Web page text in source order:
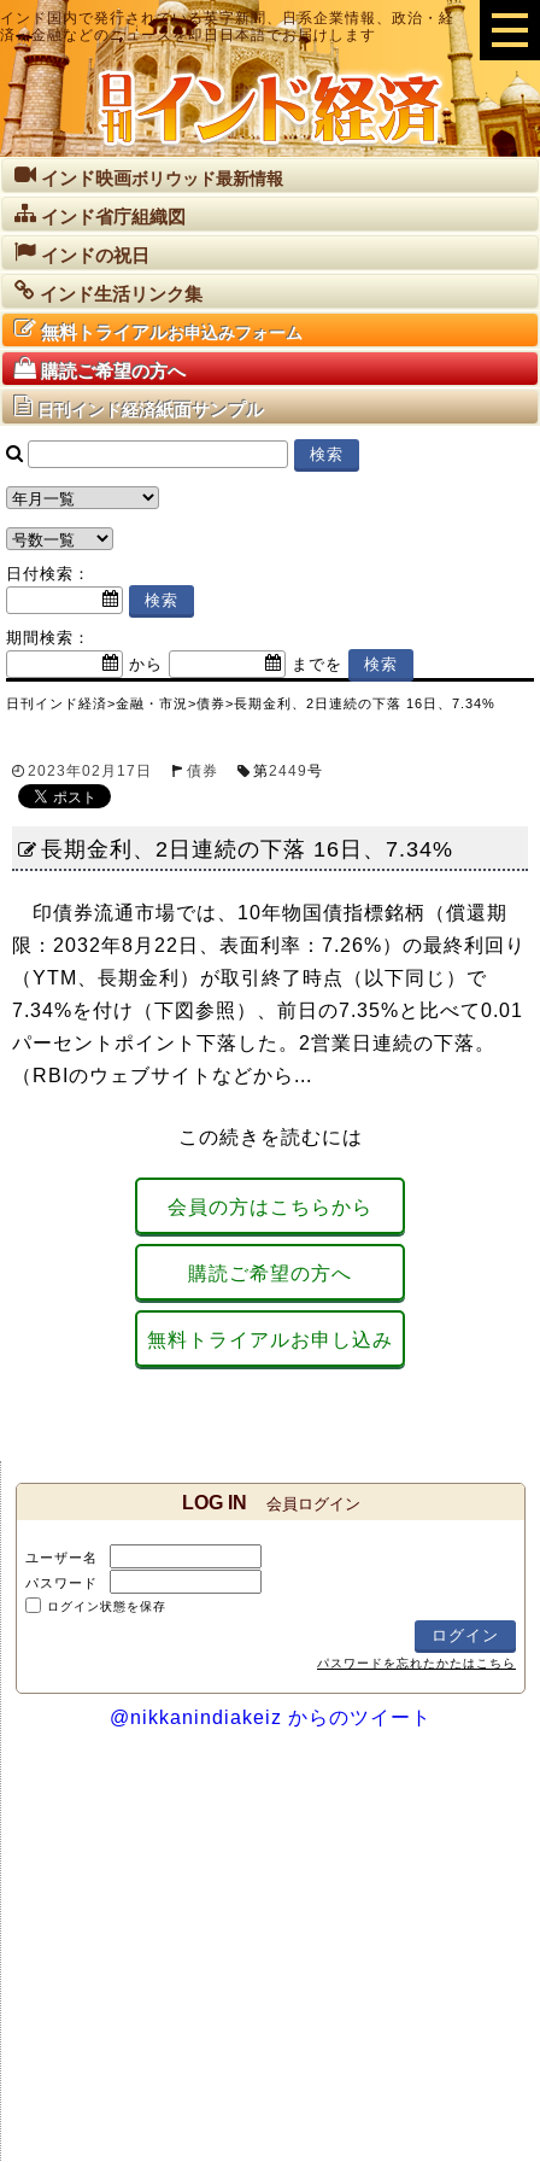
インド国内で発行されている英字新聞、日系企業情報、政治・経
済・金融などのニュースを即日日本語でお届けします
インド映画ボリウッド最新情報
インド省庁組織図
インドの祝日
インド生活リンク集
無料トライアルお申込みフォーム
購読ご希望の方へ
日刊インド経済紙面サンプル
日付検索：
期間検索：
から
までを
日刊インド経済>金融・市況 >債券>長期金利、2日連続の下落 16日、7.34%
2023年02月17日 債券 第2449号
長期金利、2日連続の下落 16日、7.34%
印債券流通市場では、10年物国債指標銘柄（償還期
限：2032年8月22日、表面利率：7.26%）の最終利回り
（YTM、長期金利）が取引終了時点（以下同じ）で
7.34%を付け（下図参照）、前日の7.35%と比べて0.01
パーセントポイント下落した。2営業日連続の下落。
（RBIのウェブサイトなどから...
この続きを読むには
会員の方はこちらから
購読ご希望の方へ
無料トライアルお申し込み
LOG IN 会員ログイン
ユーザー名
パスワード
ログイン状態を保存
パスワードを忘れたかたはこちら
@nikkanindiakeiz からのツイート